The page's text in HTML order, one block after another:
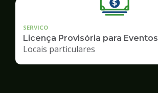
SERVICO
Licença Provisória para Eventos
Locais particulares